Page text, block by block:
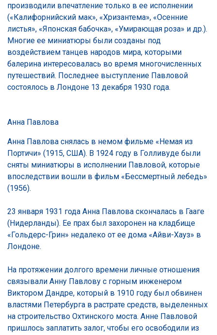
производили впечатление только в ее исполнении
(«Калифорнийский мак», «Хризантема», «Осенние
листья», «Японская бабочка», «Умирающая роза» и др.).
Многие ее миниатюры были созданы под
воздействием танцев народов мира, которыми
балерина интересовалась во время многочисленных
путешествий. Последнее выступление Павловой
состоялось в Лондоне 13 декабря 1930 года.
Анна Павлова
Анна Павлова снялась в немом фильме «Немая из
Портичи» (1915, США). В 1924 году в Голливуде были
сняты миниатюры в исполнении Павловой, которые
впоследствии вошли в фильм «Бессмертный лебедь»
(1956).
23 января 1931 года Анна Павлова скончалась в Гааге
(Нидерланды). Ее прах был захоронен на кладбище
«Гольдерс-Грин» недалеко от ее дома «Айви-Хауз» в
Лондоне.
На протяжении долгого времени личные отношения
связывали Анну Павлову с горным инженером
Виктором Дандре, который в 1910 году был обвинен
властями Петербурга в растрате средств, выделенных
на строительство Охтинского моста. Анне Павловой
пришлось заплатить залог, чтобы его освободили из